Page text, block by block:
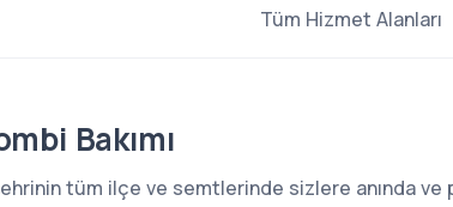
Tüm Hizmet Alanları
Bakımı
tüm ilçe ve semtlerinde sizlere anında